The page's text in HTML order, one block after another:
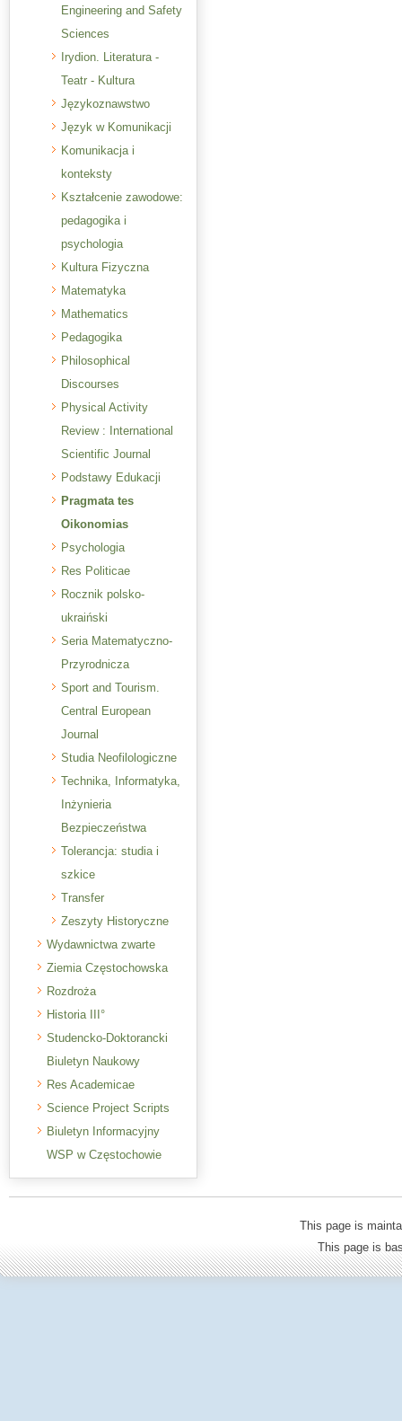
Engineering and Safety
Sciences
Irydion. Literatura -
Teatr - Kultura
Językoznawstwo
Język w Komunikacji
Komunikacja i
konteksty
Kształcenie zawodowe:
pedagogika i
psychologia
Kultura Fizyczna
Matematyka
Mathematics
Pedagogika
Philosophical
Discourses
Physical Activity
Review : International
Scientific Journal
Podstawy Edukacji
Pragmata tes
Oikonomias
Psychologia
Res Politicae
Rocznik polsko-
ukraiński
Seria Matematyczno-
Przyrodnicza
Sport and Tourism.
Central European
Journal
Studia Neofilologiczne
Technika, Informatyka,
Inżynieria
Bezpieczeństwa
Tolerancja: studia i
szkice
Transfer
Zeszyty Historyczne
Wydawnictwa zwarte
Ziemia Częstochowska
Rozdroża
Historia III°
Studencko-Doktorancki
Biuletyn Naukowy
Res Academicae
Science Project Scripts
Biuletyn Informacyjny
WSP w Częstochowie
This page is
This page is